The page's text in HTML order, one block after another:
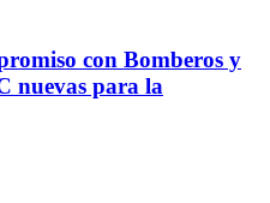
con Bomberos y
nuevas para la